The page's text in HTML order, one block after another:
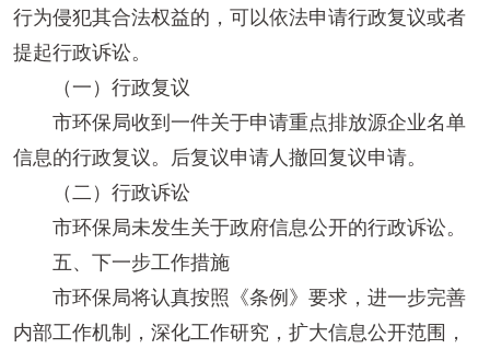
行为侵犯其合法权益的，可以依法申请行政复议或者
提起行政诉讼。
（一）行政复议
市环保局收到一件关于申请重点排放源企业名单
信息的行政复议。后复议申请人撤回复议申请。
（二）行政诉讼
市环保局未发生关于政府信息公开的行政诉讼。
五、下一步工作措施
市环保局将认真按照《条例》要求，进一步完善
内部工作机制，深化工作研究，扩大信息公开范围，